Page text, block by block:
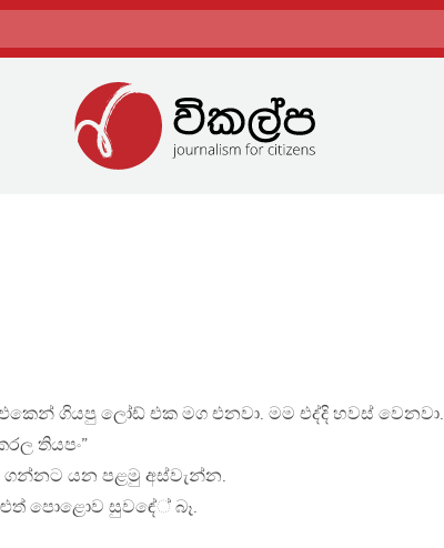
ගියපු ලෝඩ් එක මග එනවා. මම එද්දි හවස් වෙනවා.
තියපං”
ගන්නට යන පළමු අස්වැන්න.
පොළොව සුවඳේ් බෑ.